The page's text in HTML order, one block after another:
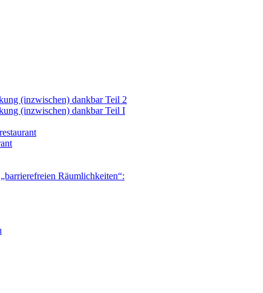
(inzwischen) dankbar Teil 2
(inzwischen) dankbar Teil I
Räumlichkeiten“: